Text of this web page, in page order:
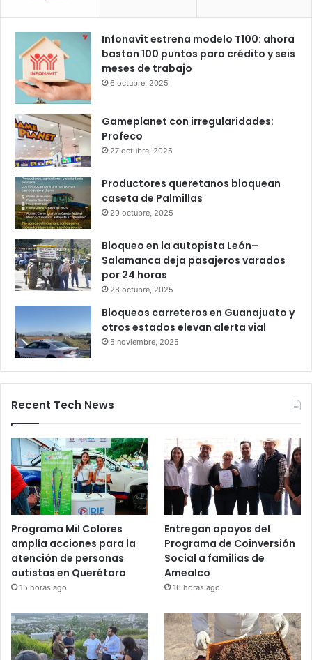
Infonavit estrena modelo T100: ahora
bastan 100 puntos para crédito y seis
meses de trabajo
6 octubre, 2025
Gameplanet con irregularidades:
Profeco
27 octubre, 2025
Productores queretanos bloquean
caseta de Palmillas
29 octubre, 2025
Bloqueo en la autopista León–
Salamanca deja pasajeros varados
por 24 horas
28 octubre, 2025
Bloqueos carreteros en Guanajuato y
otros estados elevan alerta vial
5 noviembre, 2025
Recent Tech News
Programa Mil Colores
amplía acciones para la
atención de personas
autistas en Querétaro
15 horas ago
Entregan apoyos del
Programa de Coinversión
Social a familias de
Amealco
16 horas ago